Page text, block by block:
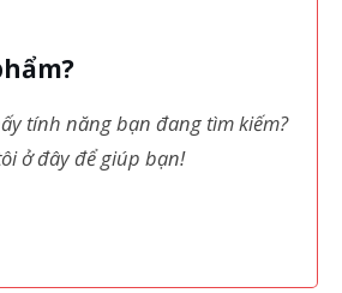
tính năng bạn đang tìm kiếm?
ở đây để giúp bạn!